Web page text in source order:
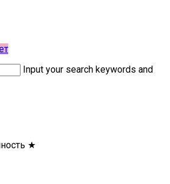
Input your search keywords and
★